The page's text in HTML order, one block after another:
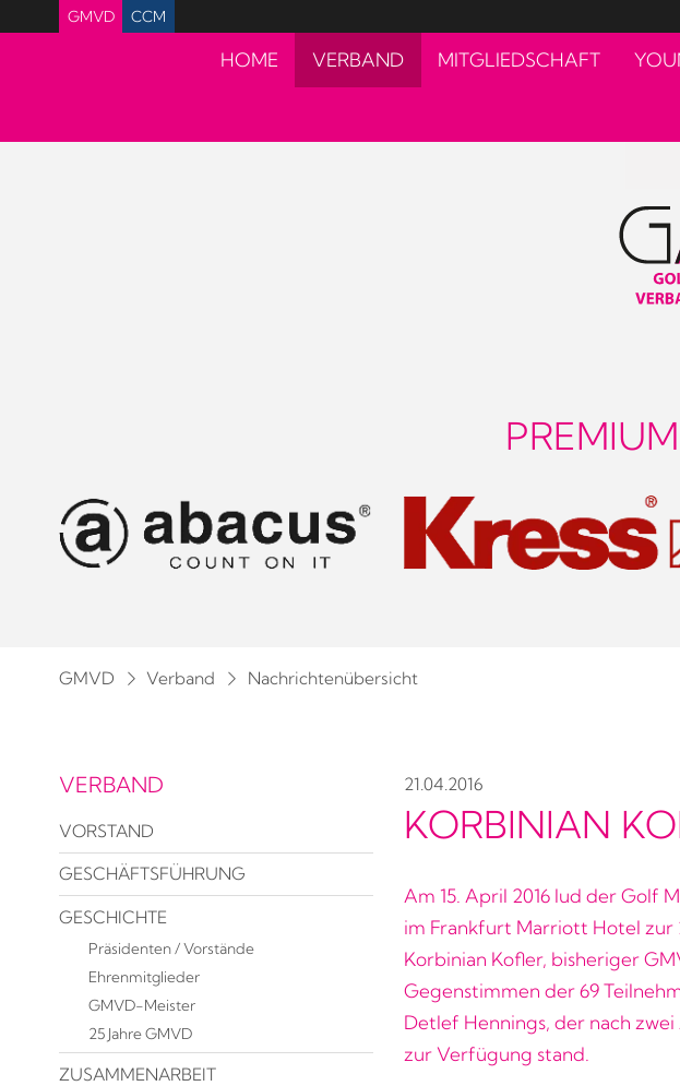
GMVD CCM
HOME VERBAND MITGLIEDSCHAFT
GMVD Verband Nachrichtenübersicht
21.04.2016
KORBINIAN
Am 15. April 2016 lud der Golf
im Frankfurt Marriott Hotel zur
Korbinian Kofler, bisheriger
Gegenstimmen der 69
Detlef Hennings, der nach
zur Verfügung stand.
VERBAND
VORSTAND
GESCHÄFTSFÜHRUNG
GESCHICHTE
Präsidenten / Vorstände
Ehrenmitglieder
GMVD-Meister
25 Jahre GMVD
ZUSAMMENARBEIT